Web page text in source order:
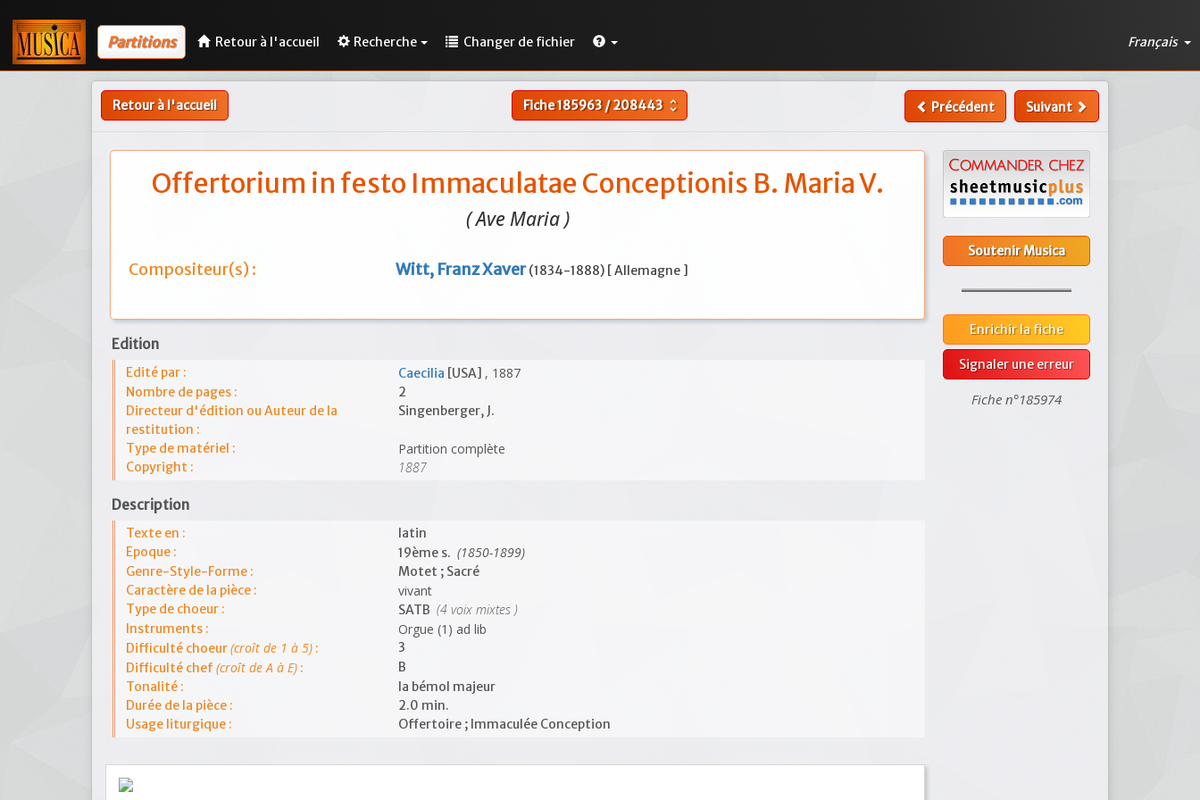
Partitions Retour à l'accueil Recherche Changer de fichier Français
Retour à l'accueil Fiche185963/208443 unfold_more Précédent Suivant
Offertorium in festo Immaculatae Conceptionis B. Maria V.
( Ave Maria )
Compositeur(s) : Witt, Franz Xaver (1834-1888) [ Allemagne ]
Edition
Edité par : Caecilia [USA] , 1887
Nombre de pages :
2
Directeur d'édition ou Auteur de la
restitution :
Singenberger, J.
Type de matériel : Partition complète
Copyright : 1887
Description
Texte en :
latin
Epoque :
19ème s. (1850-1899)
Genre-Style-Forme :
Motet ; Sacré
Caractère de la pièce :
vivant
Type de choeur : SATB (4 voix mixtes )
Instruments : Orgue (1) ad lib
Difficulté choeur(croît de 1 à 5) :
3
Difficulté chef (croît de A à E) :
B
Tonalité :
la bémol majeur
Durée de la pièce :
2.0 min.
Usage liturgique :
Offertoire ; Immaculée Conception
Soutenir Musica
Enrichir la fiche
Signaler une erreur
Fiche n°185974